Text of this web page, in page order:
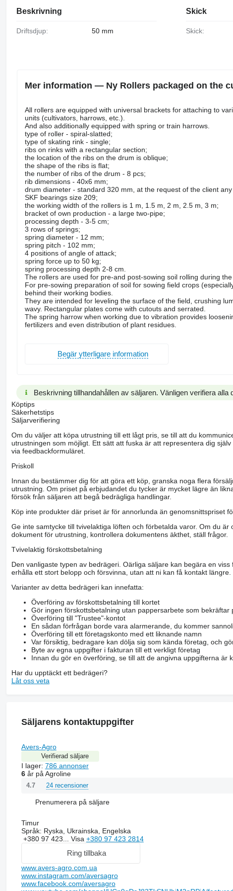
Beskrivning
Driftsdjup: 50 mm
Skick
Skick:
Mer information — Ny Rollers packaged on the
All rollers are equipped with universal brackets for attaching to
units (cultivators, harrows, etc.).
And also additionally equipped with spring or train harrows.
type of roller - spiral-slatted;
type of skating rink - single;
ribs on rinks with a rectangular section;
the location of the ribs on the drum is oblique;
the shape of the ribs is flat;
the number of ribs of the drum - 8 pcs;
rib dimensions - 40x6 mm;
drum diameter - standard 320 mm, at the request of the client
SKF bearings size 209;
the working width of the rollers is 1 m, 1.5 m, 2 m, 2.5 m, 3 m;
bracket of own production - a large two-pipe;
processing depth - 3-5 cm;
3 rows of springs;
spring diameter - 12 mm;
spring pitch - 102 mm;
4 positions of angle of attack;
spring force up to 50 kg;
spring processing depth 2-8 cm.
The rollers are used for pre-and post-sowing soil rolling during
For pre-sowing preparation of soil for sowing field crops
behind their working bodies.
They are intended for leveling the surface of the field, crushing
wavy. Rectangular plates come with cutouts and serrated.
The spring harrow when working due to vibration provides
fertilizers and even distribution of plant residues.
Begär ytterligare information
Beskrivning tillhandahållen av säljaren. Vänligen verifiera alla
Köptips
Säkerhetstips
Säljarverifiering
Om du väljer att köpa utrustning till ett lågt pris, se till att du
utrustningen som möjligt. Ett sätt att fuska är att representera dig
via feedbackformuläret.
Priskoll
Innan du bestämmer dig för att göra ett köp, granska noga flera
utrustning. Om priset på erbjudandet du tycker är mycket lägre än
försök från säljaren att begå bedrägliga handlingar.
Köp inte produkter där priset är för annorlunda än genomsnittspriset
Ge inte samtycke till tvivelaktiga löften och förbetalda varor. Om du
dokument för utrustning, kontrollera dokumentens äkthet, ställ frågor.
Tvivelaktig förskottsbetalning
Den vanligaste typen av bedrägeri. Oärliga säljare kan begära en
erhålla ett stort belopp och försvinna, utan att ni kan få kontakt längre.
Varianter av detta bedrägeri kan innefatta:
Överföring av förskottsbetalning till kortet
Gör ingen förskottsbetalning utan pappersarbete som
Överföring till "Trustee"-kontot
En sådan förfrågan borde vara alarmerande, du kommer
Överföring till ett företagskonto med ett liknande namn
Var försiktig, bedragare kan dölja sig som kända företag, och
Byte av egna uppgifter i fakturan till ett verkligt företag
Innan du gör en överföring, se till att de angivna uppgifterna är
Har du upptäckt ett bedrägeri?
Låt oss veta
Säljarens kontaktuppgifter
Avers-Agro
Verifierad säljare
I lager: 786 annonser
6år på Agroline
4.7 24 recensioner
Prenumerera på säljare
Timur
Språk: Ryska, Ukrainska, Engelska
+380 97 423... Visa +380 97 423 2814
Ring tillbaka
www.avers-agro.com.ua
www.instagram.com/aversagro
www.facebook.com/aversagro